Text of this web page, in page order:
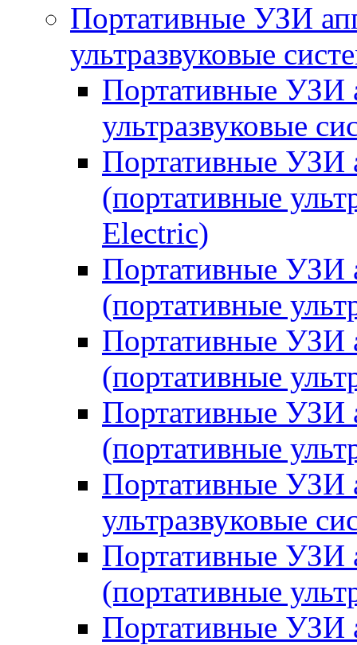
Портативные УЗИ
ультразвуковые
Портативные УЗИ
ультразвуковые
Портативные УЗИ
(портативные
Electric)
Портативные УЗИ
(портативные
Портативные УЗИ
(портативные
Портативные УЗИ
(портативные
Портативные УЗИ
ультразвуковые
Портативные УЗИ
(портативные
Портативные УЗИ